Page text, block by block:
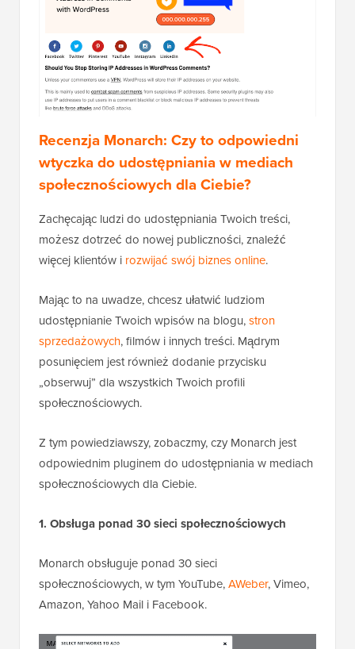
Recenzja Monarch: Czy to odpowiedni
wtyczka do udostępniania w mediach
społecznościowych dla Ciebie?
Zachęcając ludzi do udostępniania Twoich treści,
możesz dotrzeć do nowej publiczności, znaleźć
więcej klientów i rozwijać swój biznes online.
Mając to na uwadze, chcesz ułatwić ludziom
udostępnianie Twoich wpisów na blogu,stron
sprzedażowych, filmów i innych treści. Mądrym
posunięciem jest również dodanie przycisku
„obserwuj” dla wszystkich Twoich profili
społecznościowych.
Z tym powiedziawszy, zobaczmy, czy Monarch jest
odpowiednim pluginem do udostępniania w mediach
społecznościowych dla Ciebie.
1. Obsługa ponad 30 sieci społecznościowych
Monarch obsługuje ponad 30 sieci
społecznościowych, w tym YouTube,AWeber, Vimeo,
Amazon, Yahoo Mail i Facebook.